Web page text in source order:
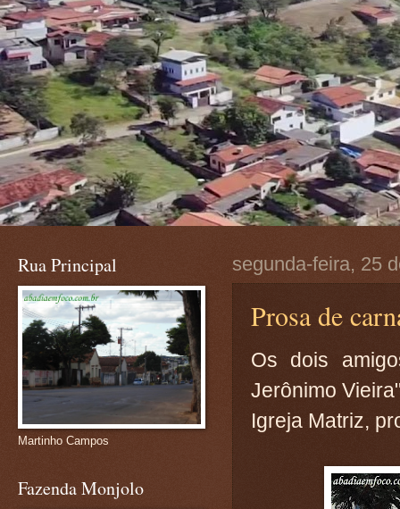
segunda-feira, 25
Prosa de
Os dois
Jerônimo
Igreja Matriz,
Rua Principal
Martinho Campos
Fazenda Monjolo